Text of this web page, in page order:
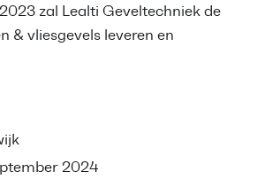
zal Lealti Geveltechniek de
& vliesgevels leveren en
2024